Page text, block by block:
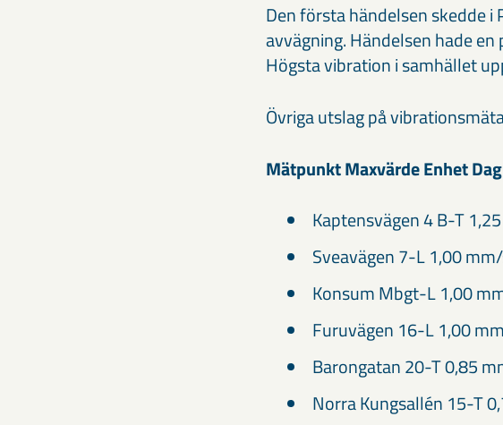
Den första händelsen skedde
avvägning. Händelsen hade
Högsta vibration i samhället
Övriga utslag på
Mätpunkt Maxvärde Enhet
Kaptensvägen 4 B-T
Sveavägen 7-L 1,00
Konsum Mbgt-L 1,00
Furuvägen 16-L 1,00
Barongatan 20-T 0,85
Norra Kungsallén 15-T